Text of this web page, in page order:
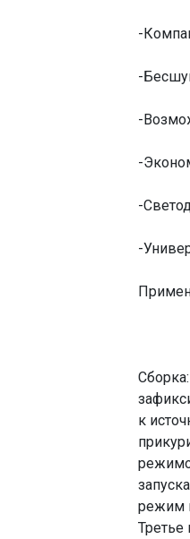
-
-
-
-
-
-
к
режим
Третье